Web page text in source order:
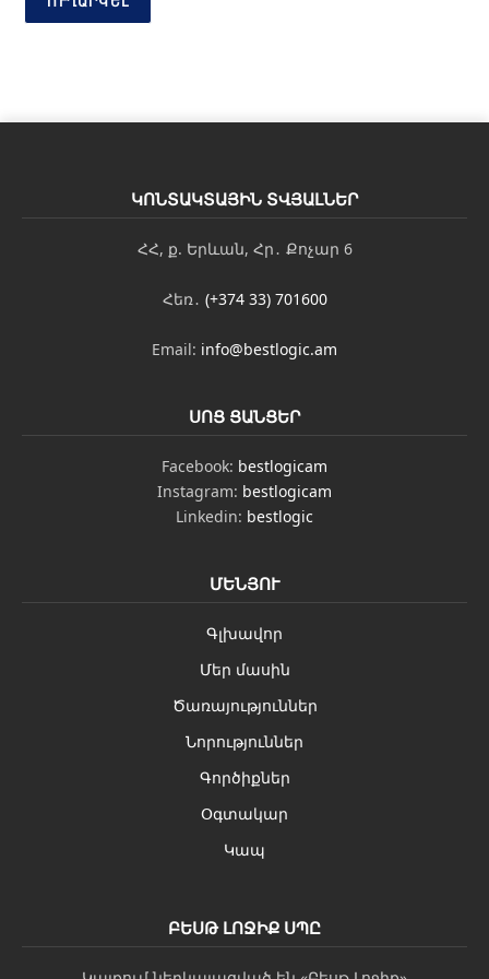
ԿՈՆՏԱԿՏԱՅԻՆ ՏՎՅԱԼՆԵՐ
ՀՀ, ք. Երևան, Հր․ Քոչար 6
Հեռ․ (+374 33) 701600
Email: info@bestlogic.am
ՍՈՑ ՑԱՆՑԵՐ
Facebook: bestlogicam
Instagram: bestlogicam
Linkedin: bestlogic
ՄԵՆՅՈՒ
Գլխավոր
Մեր մասին
Ծառայություններ
Նորություններ
Գործիքներ
Օգտակար
Կապ
ԲԵՍԹ ԼՈՋԻՔ ՍՊԸ